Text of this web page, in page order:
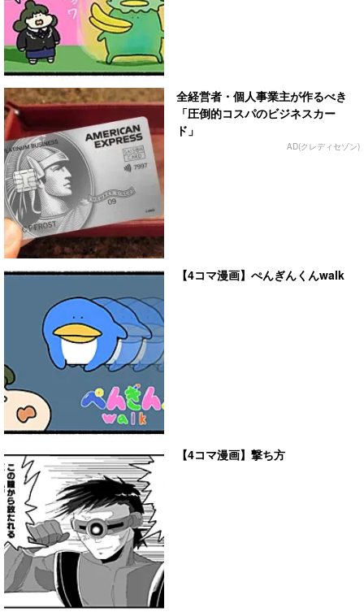
全経営者・個人事業主が作るべき
「圧倒的コスパのビジネスカー
ド」
AD(クレディセゾン)
【4コマ漫画】ぺんぎんくんwalk
【4コマ漫画】撃ち方